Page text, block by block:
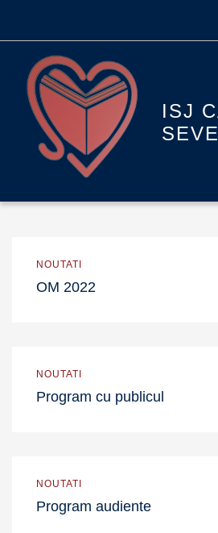
ISJ
NOUTATI
OM 2022
NOUTATI
Program cu publicul
NOUTATI
Program audiente